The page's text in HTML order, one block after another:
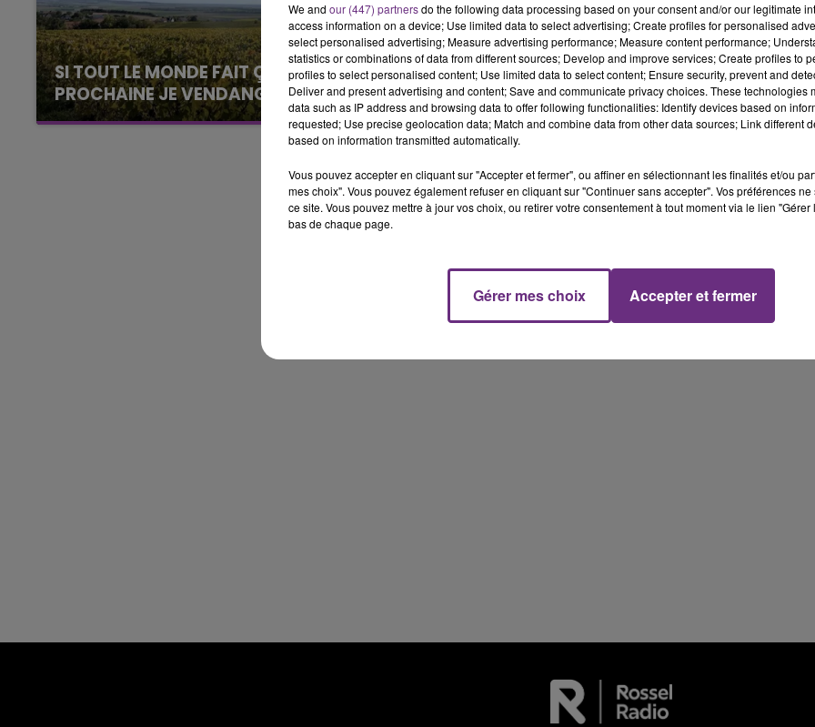
SI TOUT LE MONDE FAIT ÇA, MOI L'ANNÉE
PROCHAINE JE VENDANGE EN...
La vendange en Champagne a débuté ce jeudi
6 août dans la commune de Montgueux (Aube).
L'INSPECTION DU TRAVAIL RAPPELLE À
L'ORDRE SUR LES CONDITIONS DE...
Alors que les dates de début des vendange
2026 s'est avéré être plus précoce que prévu,
les conditions de...
14h00 - 15h00
La Radio Pop
We and our (447) partnersdo the following data processing based on your consent and/or our legitimate
access information on a device; Use limited data to select advertising; Create profiles for personalised
select personalised advertising; Measure advertising performance; Measure content performance;
statistics or combinations of data from different sources; Develop and improve services; Create profiles to
profiles to select personalised content; Use limited data to select content; Ensure security, prevent and
Deliver and present advertising and content; Save and communicate privacy choices. These technologies
data such as IP address and browsing data to offer following functionalities: Identify devices based on
requested; Use precise geolocation data; Match and combine data from other data sources; Link different
based on information transmitted automatically.
Vous pouvez accepter en cliquant sur "Accepter et fermer", ou affiner en sélectionnant les finalités et/ou
mes choix". Vous pouvez également refuser en cliquant sur "Continuer sans accepter". Vos préférences
ce site. Vous pouvez mettre à jour vos choix, ou retirer votre consentement à tout moment via le lien
bas de chaque page.
Gérer mes choix Accepter et fermer